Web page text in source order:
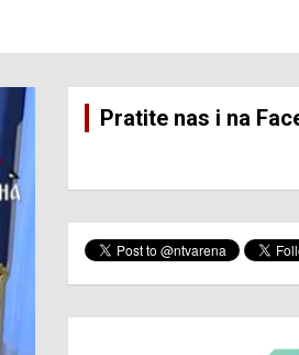
Pratite nas i na